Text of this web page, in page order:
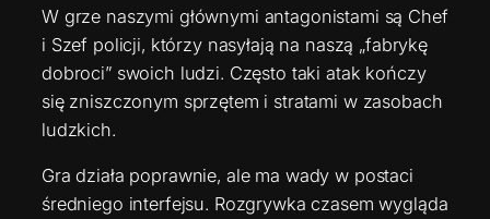
W grze naszymi głównymi antagonistami są Chef
i Szef policji, którzy nasyłają na naszą „fabrykę
dobroci” swoich ludzi. Często taki atak kończy
się zniszczonym sprzętem i stratami w zasobach
ludzkich.
Gra działa poprawnie, ale ma wady w postaci
średniego interfejsu. Rozgrywka czasem wygląda